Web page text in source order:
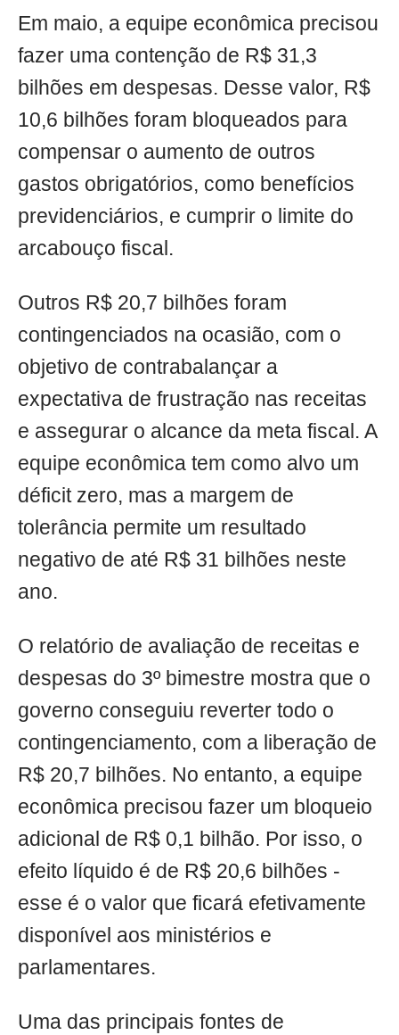
Em maio, a equipe econômica precisou
fazer uma contenção de R$ 31,3
bilhões em despesas. Desse valor, R$
10,6 bilhões foram bloqueados para
compensar o aumento de outros
gastos obrigatórios, como benefícios
previdenciários, e cumprir o limite do
arcabouço fiscal.
Outros R$ 20,7 bilhões foram
contingenciados na ocasião, com o
objetivo de contrabalançar a
expectativa de frustração nas receitas
e assegurar o alcance da meta fiscal. A
equipe econômica tem como alvo um
déficit zero, mas a margem de
tolerância permite um resultado
negativo de até R$ 31 bilhões neste
ano.
O relatório de avaliação de receitas e
despesas do 3º bimestre mostra que o
governo conseguiu reverter todo o
contingenciamento, com a liberação de
R$ 20,7 bilhões. No entanto, a equipe
econômica precisou fazer um bloqueio
adicional de R$ 0,1 bilhão. Por isso, o
efeito líquido é de R$ 20,6 bilhões -
esse é o valor que ficará efetivamente
disponível aos ministérios e
parlamentares.
Uma das principais fontes de